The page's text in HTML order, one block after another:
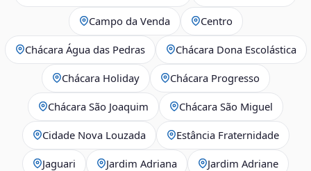
Campo da Venda Centro
Chácara Água das Pedras Chácara Dona Escolástica
Chácara Holiday Chácara Progresso
Chácara São Joaquim Chácara São Miguel
Cidade Nova Louzada Estância Fraternidade
Jaguari Jardim Adriana Jardim Adriane